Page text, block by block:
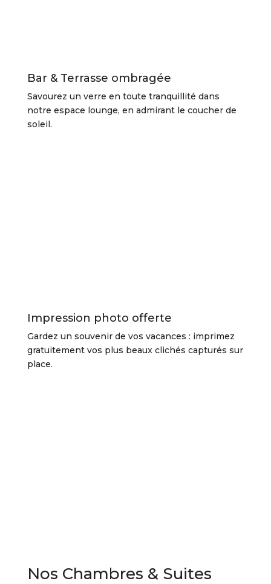
Bar & Terrasse ombragée
Savourez un verre en toute tranquillité dans
notre espace lounge, en admirant le coucher de
soleil.
Impression photo offerte
Gardez un souvenir de vos vacances : imprimez
gratuitement vos plus beaux clichés capturés sur
place.
Nos Chambres & Suites